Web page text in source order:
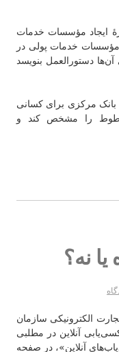
ایجاد مؤسسات خدمات
مؤسسات خدمات پولی در
دستورالعمل بنویسد
مرکزی برای کسانی
خطوط را مشخص کند و
یا نه؟
الکترونیکی سازمان
آنلاین در مطلبی
آنلاین»، در صفحه